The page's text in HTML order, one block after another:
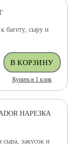
багету, сыру и
Купить в 1 клик
НАРЕЗКА
закусок и